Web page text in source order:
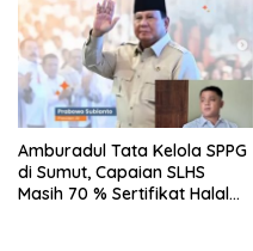
Amburadul Tata Kelola SPPG
di Sumut, Capaian SLHS
Masih 70 % Sertifikat Halal